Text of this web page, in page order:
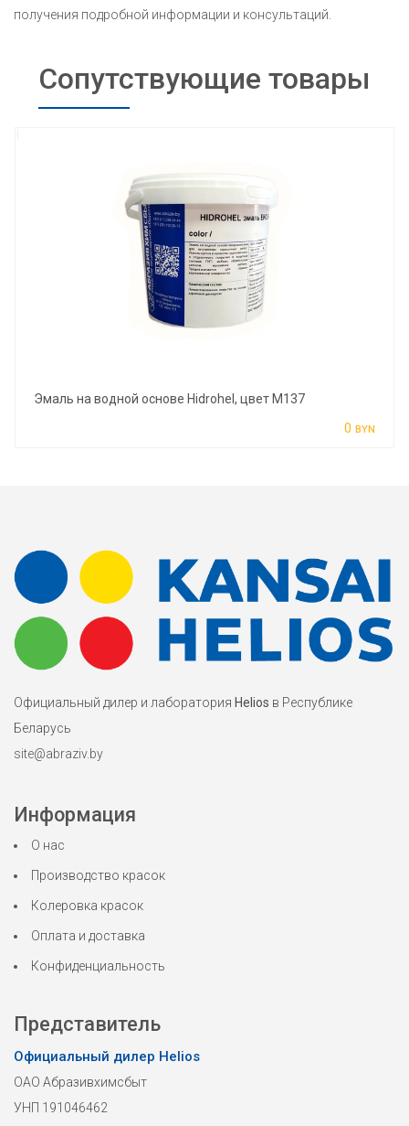
получения подробной информации и консультаций.
Сопутствующие товары
Эмаль на водной основе Hidrohel, цвет M137
0 BYN
Официальный дилер и лаборатория Helios в Республике
Беларусь
site@abraziv.by
Информация
О нас
Производство красок
Колеровка красок
Оплата и доставка
Конфиденциальность
Представитель
Официальный дилер Helios
ОАО Абразивхимсбыт
УНП 191046462